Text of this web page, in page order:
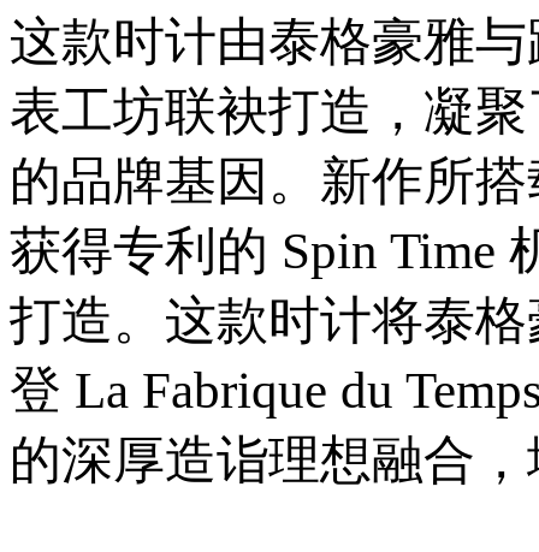
这款时计由泰格豪雅与
表工坊联袂打造，凝
的品牌基因。新作所
获得专利的 Spin Time
打造。这款时计将泰
登 La Fabrique du
的深厚造诣理想融合